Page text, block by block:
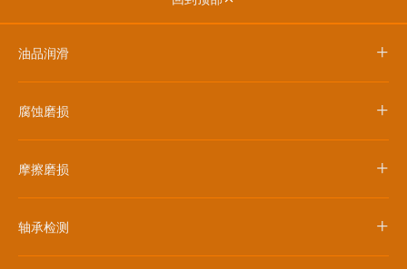
油品润滑 +
腐蚀磨损 +
摩擦磨损 +
轴承检测 +